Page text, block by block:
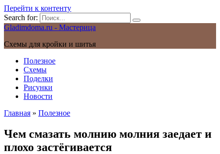
Перейти к контенту
Search for:
Gladimdoma.ru - Мастерица
Схемы для кройки и шитья
Полезное
Схемы
Поделки
Рисунки
Новости
Главная » Полезное
Чем смазать молнию молния заедает и
плохо застёгивается